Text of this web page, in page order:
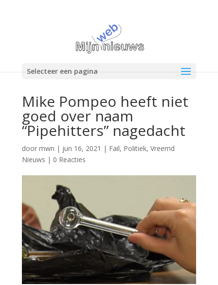
Selecteer een pagina
Mike Pompeo heeft niet
goed over naam
“Pipehitters” nagedacht
door mwn | jun 16, 2021 | Fail, Politiek, Vreemd
Nieuws | 0 Reacties